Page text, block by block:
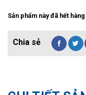
Sản phẩm này đã hết